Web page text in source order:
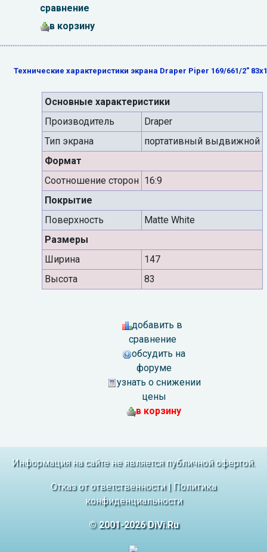
сравнение
в корзину
Технические характеристики экрана Draper Piper 169/661/2"
Основные характеристики
Производитель
Draper
Тип экрана
портативный выдвижной
Формат
Cоотношение сторон 16:9
Покрытие
Поверхность
Matte White
Размеры
Ширина
147
Высота
83
добавить в
сравнение
обсудить на
форуме
узнать о снижении
цены
в корзину
Информация на сайте не является публичной офертой.
Отказ от ответственности| Политика
конфиденциальности
© 2001-2026 DiVi.Ru